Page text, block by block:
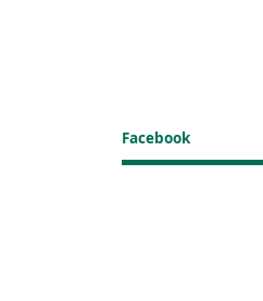
Facebook